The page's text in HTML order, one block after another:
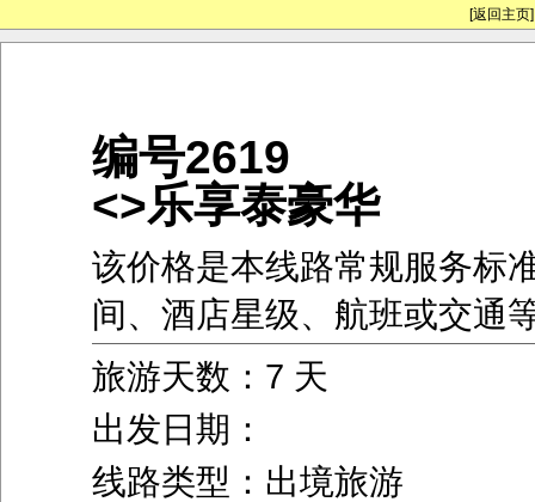
[返回主页]
编号2619
<>乐享泰豪华
该价格是本线路常规服务标
间、酒店星级、航班或交通
旅游天数：7 天
出发日期：
线路类型：出境旅游